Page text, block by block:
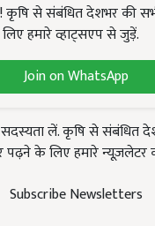
कृषि से संबंधित देशभर की
हमारे व्हाट्सएप से जुड़ें.
Join on WhatsApp
लें. कृषि से संबंधित
के लिए हमारे न्यूज़लेटर
Subscribe Newsletters